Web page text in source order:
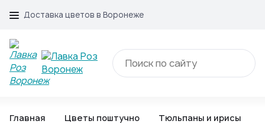
Доставка цветов в Воронеже
Главная Цветы поштучно
Тюльпаны и ирисы